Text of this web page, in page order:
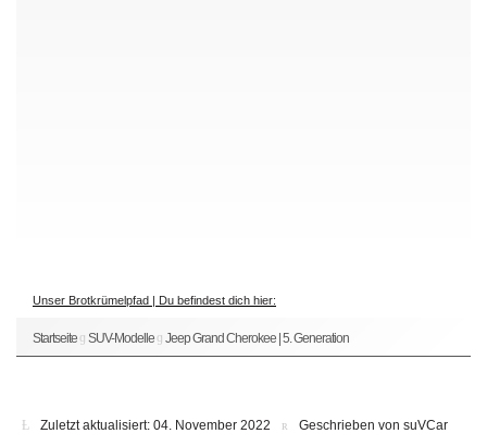
Unser Brotkrümelpfad | Du befindest dich hier:
Startseite SUV-Modelle Jeep Grand Cherokee | 5. Generation
Zuletzt aktualisiert: 04. November 2022 Geschrieben von suVCar